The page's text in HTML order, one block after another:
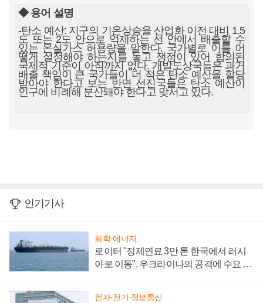
◆ 용어 설명
-탄소 예산: 지구의 기온상승을 산업화 이전 대비 1.5
도 또는 2도 안으로 억제하는 선 안에서 배출할 수
있는 온실가스 허용량을 말한다. 국가별로 이를 어
떻게 설정해야 하는지를 놓고 쟁점이 있어 합의된
국제적 기준이 아직까지 없다. 개발도상국들은 과거
배출 책임이 큰 국가들이 더 적은 탄소 예산을 할당
받아야 한다고 보는 반면 선진국들은 탄소 예산이
인구에 비례해 분산돼야 한다고 맞서고 있다.
인기기사
화학·에너지
로이터 "정제연료 3만 톤 한국에서 러시
아로 이동", 우크라이나의 공격에 수요 늘
전자·전기·정보통신